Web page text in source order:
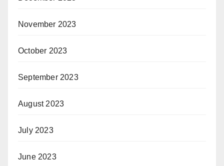
November 2023
October 2023
September 2023
August 2023
July 2023
June 2023